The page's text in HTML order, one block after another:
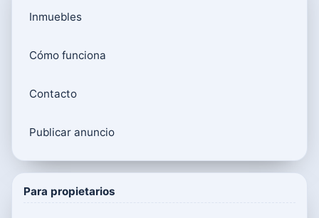
Inmuebles
Cómo funciona
Contacto
Publicar anuncio
Para propietarios